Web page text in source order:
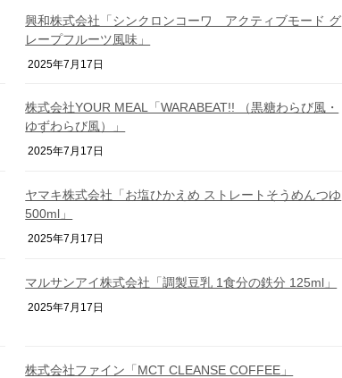
興和株式会社「シンクロンコーワ アクティブモード グ
レープフルーツ風味」
2025年7月17日
株式会社YOUR MEAL「WARABEAT!! （黒糖わらび風・
ゆずわらび風）」
2025年7月17日
ヤマキ株式会社「お塩ひかえめ ストレートそうめんつゆ
500ml」
2025年7月17日
マルサンアイ株式会社「調製豆乳 1食分の鉄分 125ml」
2025年7月17日
株式会社ファイン「MCT CLEANSE COFFEE」